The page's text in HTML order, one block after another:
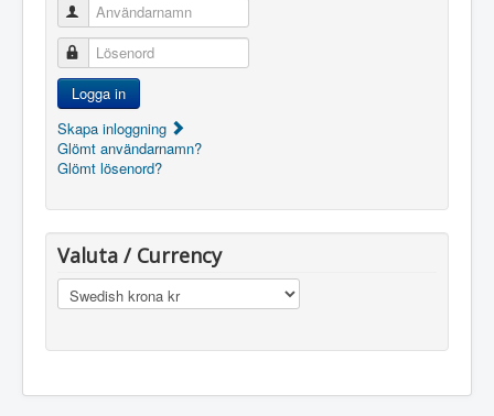
Användarnamn
Lösenord
Logga in
Skapa inloggning
Glömt användarnamn?
Glömt lösenord?
Valuta / Currency